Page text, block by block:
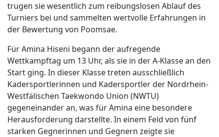
trugen sie wesentlich zum reibungslosen Ablauf des
Turniers bei und sammelten wertvolle Erfahrungen in
der Bewertung von Poomsae.
Für Amina Hiseni begann der aufregende
Wettkampftag um 13 Uhr, als sie in der A-Klasse an den
Start ging. In dieser Klasse treten ausschließlich
Kadersportlerinnen und Kadersportler der Nordrhein-
Westfälischen Taekwondo Union (NWTU)
gegeneinander an, was für Amina eine besondere
Herausforderung darstellte. In einem Feld von fünf
starken Gegnerinnen und Gegnern zeigte sie